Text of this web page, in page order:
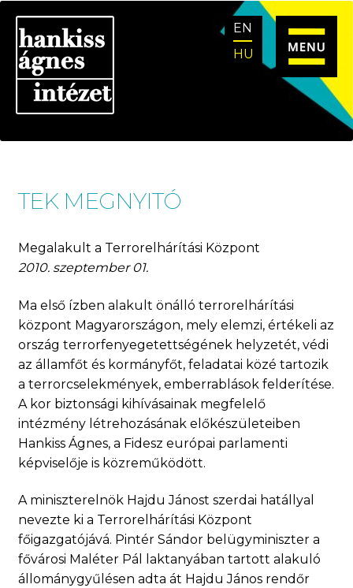
EN
HU
a
navigációhoz
a
tartalomba
TEK MEGNYITÓ
Megalakult a Terrorelhárítási Központ
2010. szeptember 01.
Ma első ízben alakult önálló terrorelhárítási
központ Magyarországon, mely elemzi, értékeli az
ország terrorfenyegetettségének helyzetét, védi
az államfőt és kormányfőt, feladatai közé tartozik
a terrorcselekmények, emberrablások felderítése.
A kor biztonsági kihívásainak megfelelő
intézmény létrehozásának előkészületeiben
Hankiss Ágnes, a Fidesz európai parlamenti
képviselője is közreműködött.
A miniszterelnök Hajdu Jánost szerdai hatállyal
nevezte ki a Terrorelhárítási Központ
főigazgatójává. Pintér Sándor belügyminiszter a
fővárosi Maléter Pál laktanyában tartott alakuló
állománygyűlésen adta át Hajdu János rendőr